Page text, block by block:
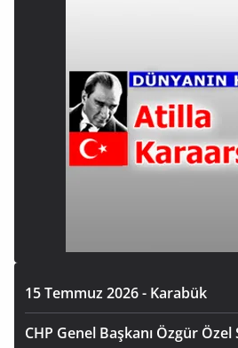
15 Temmuz 2026 - Karabük
CHP Genel Başkanı Özgür